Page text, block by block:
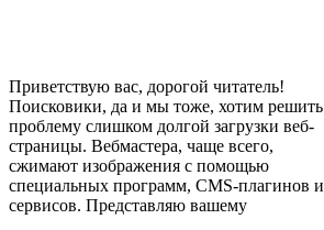
Приветствую вас, дорогой читатель!
Поисковики, да и мы тоже, хотим решить
проблему слишком долгой загрузки веб-
страницы. Вебмастера, чаще всего,
сжимают изображения с помощью
специальных программ, CMS-плагинов и
сервисов. Представляю вашему